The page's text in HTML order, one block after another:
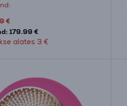
€
179.99 €
alates 3 €